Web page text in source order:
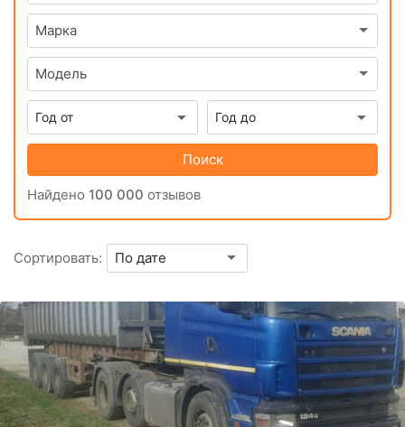
Марка
Модель
Поиск
Найдено 100 000 отзывов
Сортировать: